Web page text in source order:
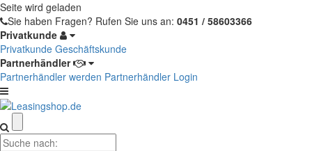
Seite wird geladen
Sie haben Fragen? Rufen Sie uns an: 0451 / 58603366
Privatkunde
Privatkunde Geschäftskunde
Partnerhändler
Partnerhändler werden Partnerhändler Login